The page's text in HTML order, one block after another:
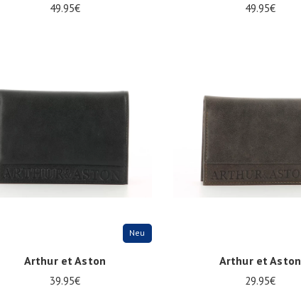
49.95€ 49.95€
Neu
Arthur et Aston
39.95€
Arthur et Aston
29.95€